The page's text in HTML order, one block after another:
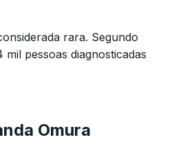
rara. Segundo
pessoas diagnosticadas
Omura